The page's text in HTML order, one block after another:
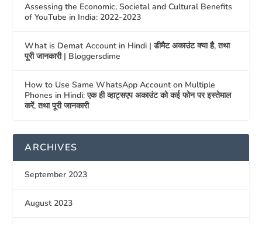
Assessing the Economic, Societal and Cultural Benefits
of YouTube in India: 2022-2023
What is Demat Account in Hindi | डीमैट अकाउंट क्या है, तथा
पूरी जानकारी | Bloggersdime
How to Use Same WhatsApp Account on Multiple
Phones in Hindi: एक ही व्हाट्सएप अकाउंट को कई फोन पर इस्तेमाल
करें, तथा पूरी जानकारी
ARCHIVES
September 2023
August 2023